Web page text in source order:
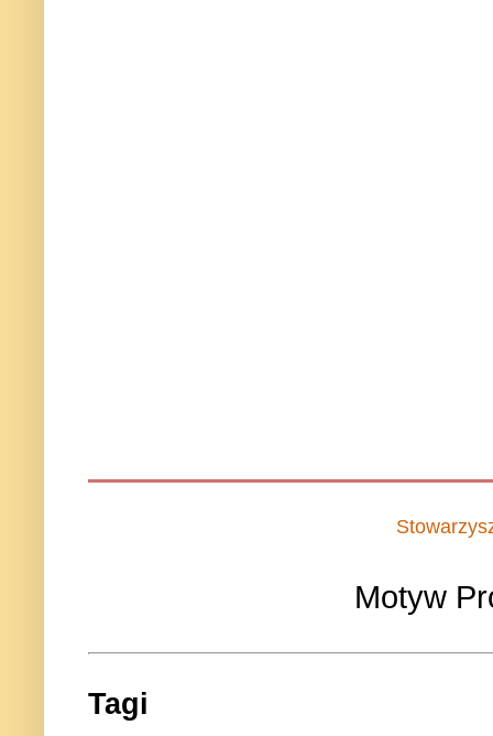
Motyw
Tagi